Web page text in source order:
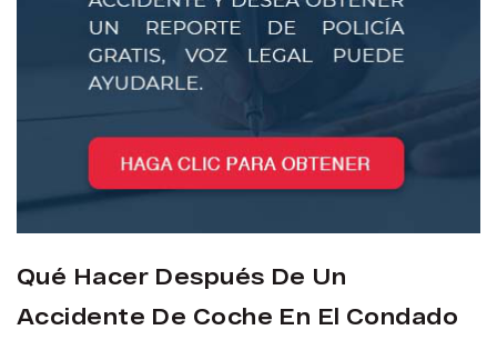
Qué Hacer Después De Un
Accidente De Coche En El Condado